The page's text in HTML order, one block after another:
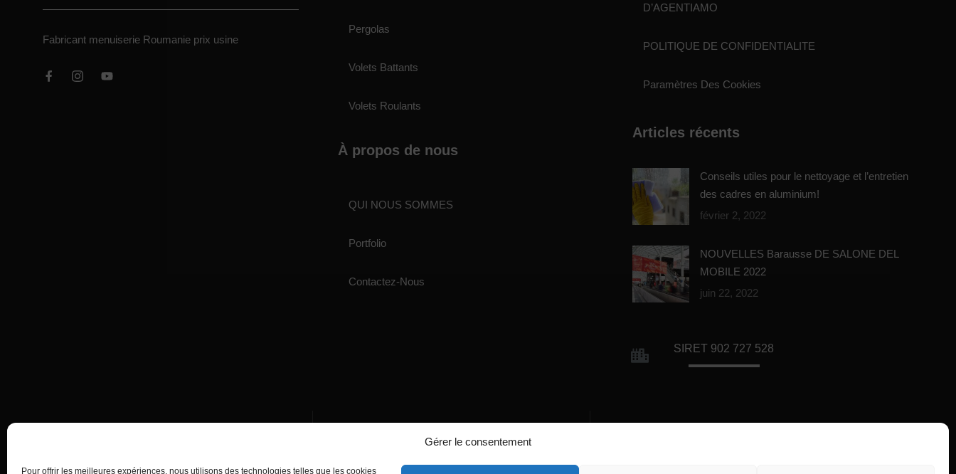
Gérer le consentement
Pour offrir les meilleures expériences, nous utilisons des technologies telles que les cookies
Fabricant menuiserie Roumanie prix usine
Pergolas
Volets Battants
Volets Roulants
À propos de nous
QUI NOUS SOMMES
Portfolio
Contactez-Nous
D’AGENTIAMO
POLITIQUE DE CONFIDENTIALITE
Paramètres Des Cookies
Articles récents
Conseils utiles pour le nettoyage et l’entretien
des cadres en aluminium!
février 2, 2022
NOUVELLES Barausse DE SALONE DEL
MOBILE 2022
juin 22, 2022
SIRET 902 727 528
Écrivez-nous